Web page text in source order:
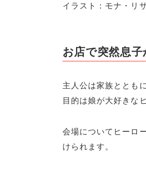
イラスト：モナ・リ
お店で突然息
主人公は家族ととも
目的は娘が大好きな
会場についてヒーロ
けられます。